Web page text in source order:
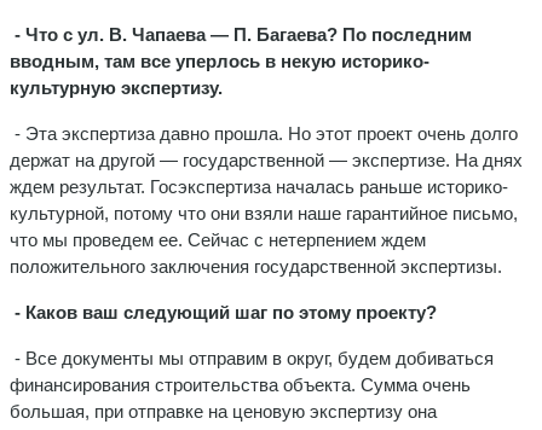
- Что с ул. В. Чапаева — П. Багаева? По последним
вводным, там все уперлось в некую историко-
культурную экспертизу.
- Эта экспертиза давно прошла. Но этот проект очень долго
держат на другой — государственной — экспертизе. На днях
ждем результат. Госэкспертиза началась раньше историко-
культурной, потому что они взяли наше гарантийное письмо,
что мы проведем ее. Сейчас с нетерпением ждем
положительного заключения государственной экспертизы.
- Каков ваш следующий шаг по этому проекту?
- Все документы мы отправим в округ, будем добиваться
финансирования строительства объекта. Сумма очень
большая, при отправке на ценовую экспертизу она